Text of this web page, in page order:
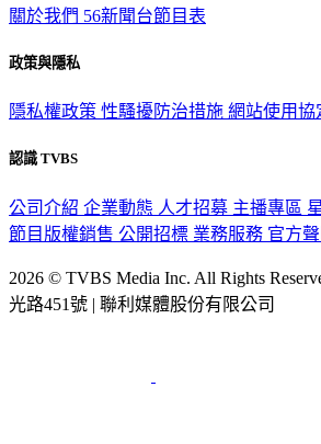
關於我們 56新聞台節目表
政策與隱私
隱私權政策 性騷擾防治措施 網站使用協
認識 TVBS
公司介紹 企業動態 人才招募 主播專區
節目版權銷售 公開招標 業務服務 官方
2026 © TVBS Media Inc. All Rights
光路451號 | 聯利媒體股份有限公司